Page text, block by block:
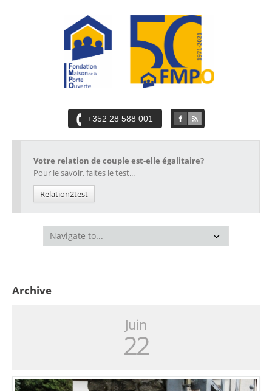
+352 28 588 001
Votre relation de couple est-elle égalitaire?
Pour le savoir, faites le test...
Relation2test
Archive
Juin
22